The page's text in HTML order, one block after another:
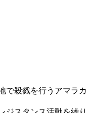
で殺戮を行うアマラカ